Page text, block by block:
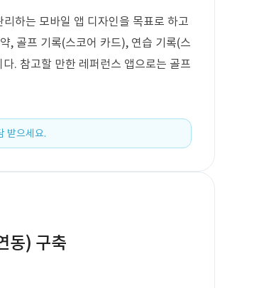
하는 모바일 앱 디자인을 목표로 하고
, 골프 기록(스코어 카드), 연습 기록(스
. 참고할 만한 레퍼런스 앱으로는 골프
받으세요.
동) 구축